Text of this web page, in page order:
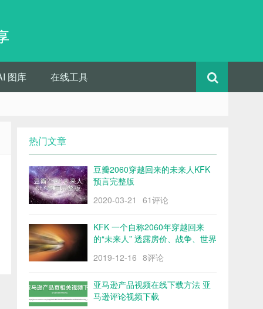
图库 在线工具
热门文章
豆瓣2060穿越回来的未来人KFK
预言完整版
2020-03-21
61评论
KFK 一个自称2060年穿越回来
的“未来人” 透露房价、战争、世界
2019-12-16 8评论
亚马逊产品视频在线下载方法 亚
马逊评论视频下载